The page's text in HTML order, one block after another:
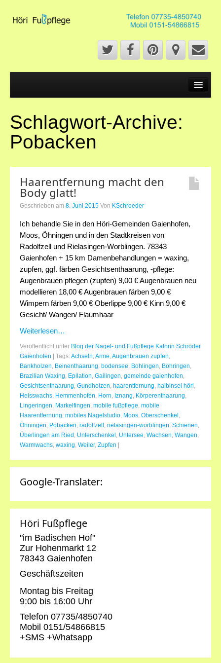
Fußpflege
French Pediküre
Naildesign
Maniküre
Über mich
Anfahrt
Preise
Kontakt
Schlagwort-Archive:
Pobacken
Haarentfernung macht den
Body glatt!
Geschrieben am 8. Juni 2015 Von KSchroeder
Ich behandle Sie in den Höri-Gemeinden Gaienhofen,
Moos, Öhningen und in den Stadtkreisen von
Radolfzell und Rielasingen-Worblingen. 78343
Gaienhofen + 15 km Damenbehandlungen = waxing,
zupfen, ggf. färben Gesichtsenthaarung, -pflege:
Augenbrauen pflegen (zupfen) 9,00 € Augenbrauen neu
modellieren 18,00 € Augenbrauen färben 9,00 €
Wimpern färben 9,00 € Oberlippe 9,00 € Kinn 9,00 €
Gesicht/ Wangen/ Flaumhaar
Weiterlesen…
Veröffentlicht unter Blog der Nagel- und Fußpflege Kathrin Schröder
Gaienhofen
Tags:Achseln,Arme,Augenbrauen zupfen,
Bankholzen, Beinenthaarung, bodensee, Bohlingen, Böhringen,
Brazilian Waxing, Epilation, Gailingen, gemeinde gaienhofen,
Gesichtsenthaarung, Gundholzen, haarentfernung, halbinsel höri,
Heisswachs, Hemmenhofen, Horn, Iznang, Körperenthaarung,
Lingeringen, Markelfingen, mobile fußpflege, mobile
Haarentfernung, mobiles Nagelstudio, Moos, Oberschenkel ,
Öhningen, Pobacken, radolfzell , rielasingen-worblingen, Schienen,
Überlingen am Ried , Unterschenkel , Untersee, Wachsen, Wangen,
Warmwachs, waxing, Weiler, Zupfen
Google-Translater:
Höri Fußpflege
"im Badischen Hof"
Zur Hohenmarkt 12
78343 Gaienhofen
Geschäftszeiten
Montag bis Freitag
9:00 bis 16:00 Uhr
Telefon 07735/4850740
Mobil 0151/54866815
+SMS +Whatsapp